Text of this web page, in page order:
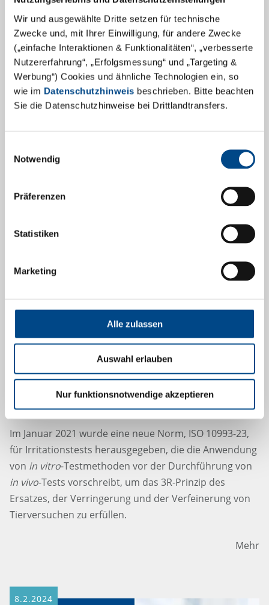
Wir und ausgewählte Dritte setzen für technische
Zwecke und, mit Ihrer Einwilligung, für andere Zwecke
(„einfache Interaktionen & Funktionalitäten“, „verbesserte
Nutzererfahrung“, „Erfolgsmessung“ und „Targeting &
Werbung“) Cookies und ähnliche Technologien ein, so
wie im Datenschutzhinweis beschrieben. Bitte beachten
Sie die Datenschutzhinweise bei Drittlandtransfers.
Notwendig
Präferenzen
Statistiken
Marketing
Alle zulassen
Auswahl erlauben
Nur funktionsnotwendige akzeptieren
Entdecken Sie GBA Pharma Labs
Unser Mitarbeiter, Axel Haack, hatte die großartige
8.2.2024
Irritationstests nach ISO 10993-23
Im Januar 2021 wurde eine neue Norm, ISO 10993-23,
für Irritationstests herausgegeben, die die Anwendung
von in vitro-Testmethoden vor der Durchführung von
in vivo-Tests vorschreibt, um das 3R-Prinzip des
Ersatzes, der Verringerung und der Verfeinerung von
Tierversuchen zu erfüllen.
Mehr
8.2.2024